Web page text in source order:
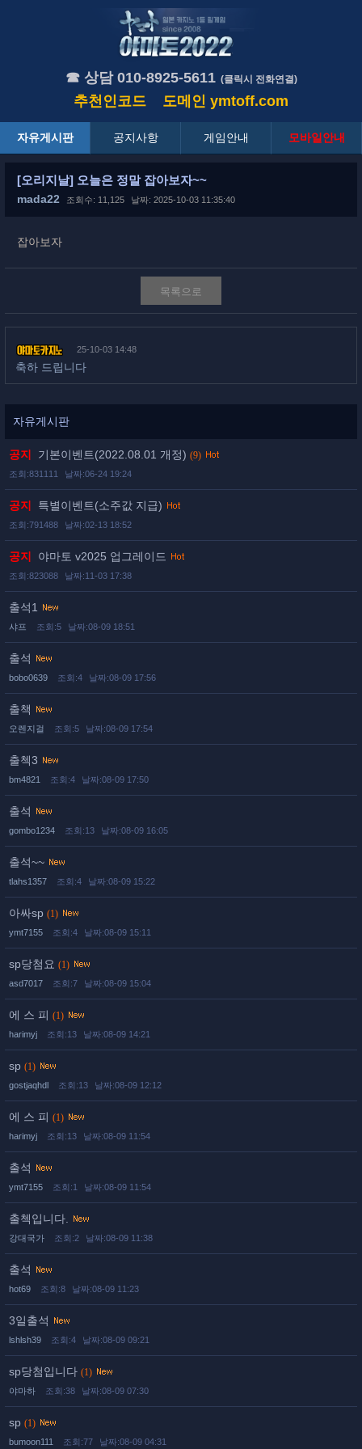
☎ 상담 010-8925-5611 (클릭시 전화연결)
추천인코드 도메인 ymtoff.com
자유게시판 공지사항 게임안내 모바일안내
[오리지날] 오늘은 정말 잡아보자~~
mada22 조회수: 11,125 날짜: 2025-10-03 11:35:40
잡아보자
목록으로
25-10-03 14:48
축하 드립니다
자유게시판
공지 기본이벤트(2022.08.01 개정) (9)
조회:831111 날짜:06-24 19:24
공지 특별이벤트(소주값 지급)
조회:791488 날짜:02-13 18:52
공지 야마토 v2025 업그레이드
조회:823088 날짜:11-03 17:38
출석1
샤프 조회:5 날짜:08-09 18:51
출석
bobo0639 조회:4 날짜:08-09 17:56
출책
오렌지걸 조회:5 날짜:08-09 17:54
출첵3
bm4821 조회:4 날짜:08-09 17:50
출석
gombo1234 조회:13 날짜:08-09 16:05
출석~~
tlahs1357 조회:4 날짜:08-09 15:22
아싸sp (1)
ymt7155 조회:4 날짜:08-09 15:11
sp당첨요 (1)
asd7017 조회:7 날짜:08-09 15:04
에 스 피 (1)
harimyj 조회:13 날짜:08-09 14:21
sp (1)
gostjaqhdl 조회:13 날짜:08-09 12:12
에 스 피 (1)
harimyj 조회:13 날짜:08-09 11:54
출석
ymt7155 조회:1 날짜:08-09 11:54
출첵입니다.
강대국가 조회:2 날짜:08-09 11:38
출석
hot69 조회:8 날짜:08-09 11:23
3일출석
lshlsh39 조회:4 날짜:08-09 09:21
sp당첨입니다 (1)
야마하 조회:38 날짜:08-09 07:30
sp (1)
bumoon111 조회:77 날짜:08-09 04:31